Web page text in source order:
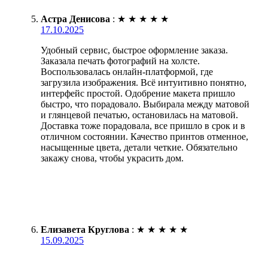
Астра Денисова : ★ ★ ★ ★ ★
17.10.2025
Удобный сервис, быстрое оформление заказа.
Заказала печать фотографий на холсте.
Воспользовалась онлайн-платформой, где
загрузила изображения. Всё интуитивно понятно,
интерфейс простой. Одобрение макета пришло
быстро, что порадовало. Выбирала между матовой
и глянцевой печатью, остановилась на матовой.
Доставка тоже порадовала, все пришло в срок и в
отличном состоянии. Качество принтов отменное,
насыщенные цвета, детали четкие. Обязательно
закажу снова, чтобы украсить дом.
Елизавета Круглова : ★ ★ ★ ★ ★
15.09.2025